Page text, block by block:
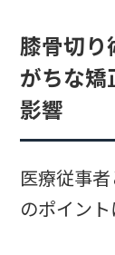
膝骨切り
がちな矯
影響
医療従事
のポイント